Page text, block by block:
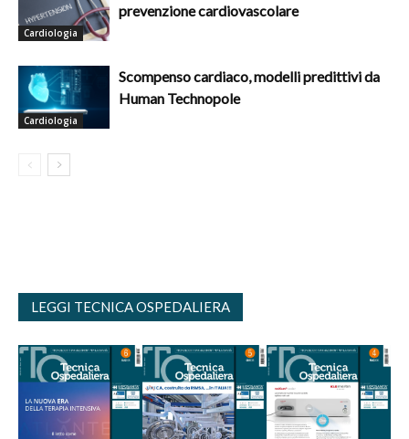
Cardiologia
prevenzione cardiovascolare
Cardiologia
Scompenso cardiaco, modelli predittivi da
Human Technopole
LEGGI TECNICA OSPEDALIERA